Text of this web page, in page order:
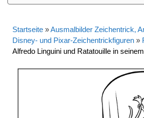
Startseite »Ausmalbilder Zeichentrick,
Disney- und Pixar-Zeichentrickfiguren »
Alfredo Linguini und Ratatouille in